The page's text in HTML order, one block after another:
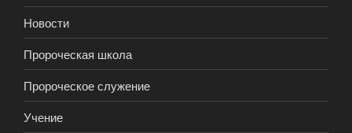
Новости
Пророческая школа
Пророческое служение
Учение